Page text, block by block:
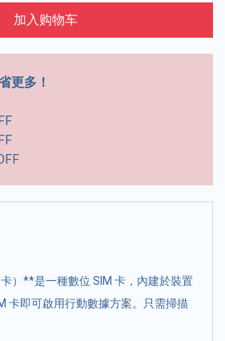
加入购物车
更多！
）**是一種數位 SIM 卡，內建於裝置
卡即可啟用行動數據方案。只需掃描